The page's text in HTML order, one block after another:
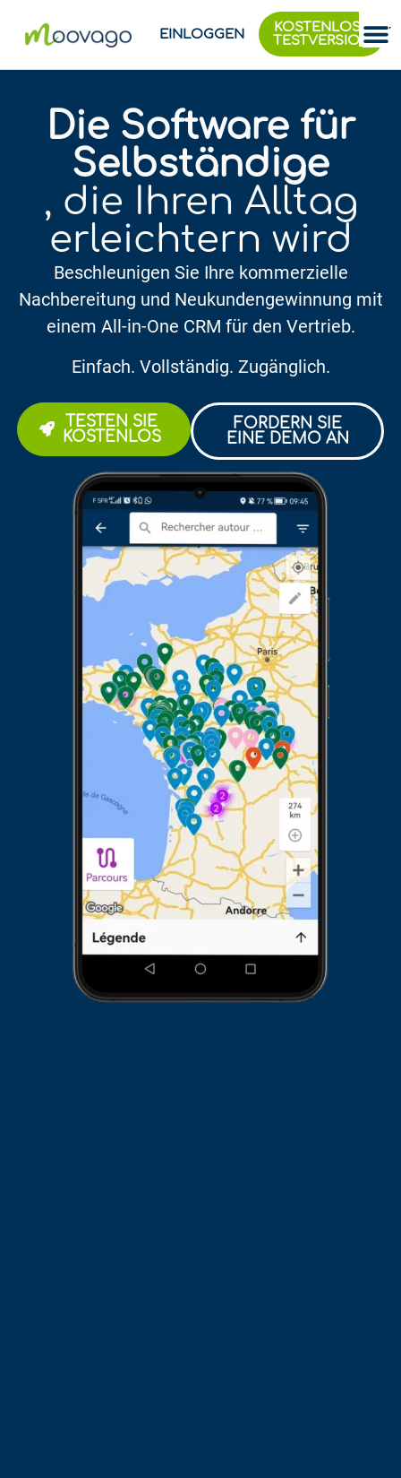
EINLOGGEN
KOSTENLOSE
TESTVERSION
Die Software für
Selbständige
, die Ihren Alltag
erleichtern wird
Beschleunigen Sie Ihre kommerzielle
Nachbereitung und Neukundengewinnung mit
einem All-in-One CRM für den Vertrieb.
Einfach. Vollständig. Zugänglich.
TESTEN SIE
KOSTENLOS
FORDERN SIE
EINE DEMO AN